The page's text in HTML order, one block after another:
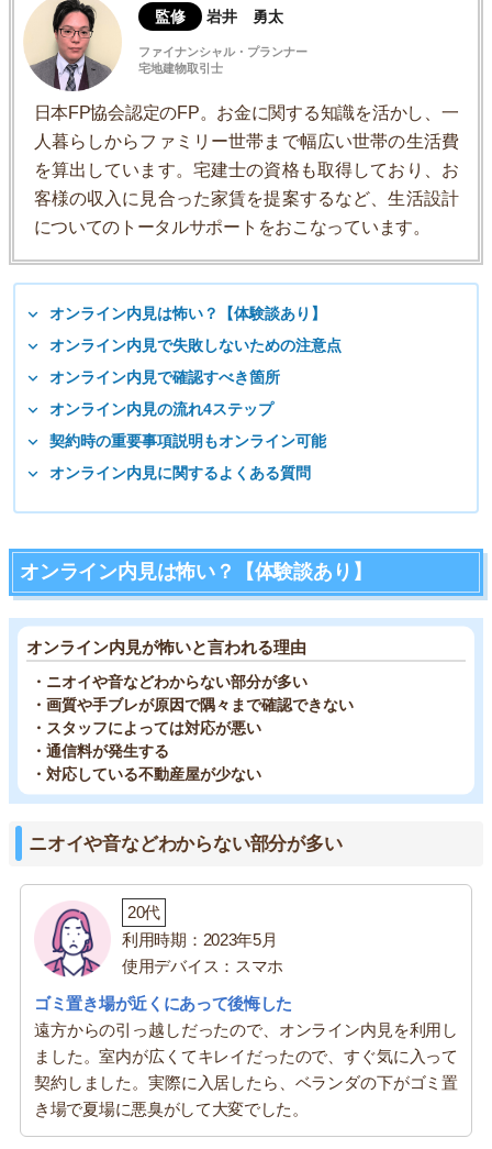
監修 岩井 勇太
ファイナンシャル・プランナー
宅地建物取引士
日本FP協会認定のFP。お金に関する知識を活かし、一
人暮らしからファミリー世帯まで幅広い世帯の生活費
を算出しています。宅建士の資格も取得しており、お
客様の収入に見合った家賃を提案するなど、生活設計
についてのトータルサポートをおこなっています。
オンライン内見は怖い？【体験談あり】
オンライン内見で失敗しないための注意点
オンライン内見で確認すべき箇所
オンライン内見の流れ4ステップ
契約時の重要事項説明もオンライン可能
オンライン内見に関するよくある質問
オンライン内見は怖い？【体験談あり】
オンライン内見が怖いと言われる理由
・ニオイや音などわからない部分が多い
・画質や手ブレが原因で隅々まで確認できない
・スタッフによっては対応が悪い
・通信料が発生する
・対応している不動産屋が少ない
ニオイや音などわからない部分が多い
20代
利用時期：2023年5月
使用デバイス：スマホ
ゴミ置き場が近くにあって後悔した
遠方からの引っ越しだったので、オンライン内見を利用し
ました。室内が広くてキレイだったので、すぐ気に入って
契約しました。実際に入居したら、ベランダの下がゴミ置
き場で夏場に悪臭がして大変でした。